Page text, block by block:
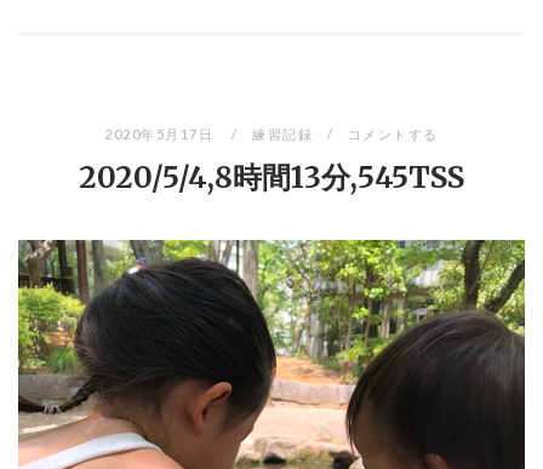
2020年5月17日 練習記録 コメントする
2020/5/4,8時間13分,545TSS